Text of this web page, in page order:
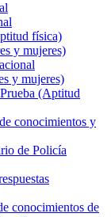
física)
y mujeres)
y mujeres)
(Aptitud
conocimientos y
de Policía
conocimientos de